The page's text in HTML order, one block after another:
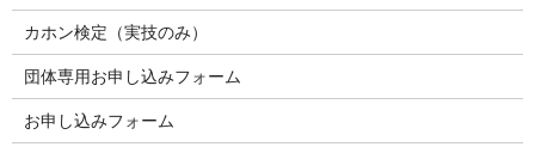
カホン検定（実技のみ）
団体専用お申し込みフォーム
お申し込みフォーム